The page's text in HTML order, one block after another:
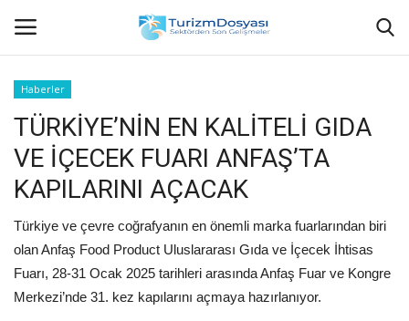
Anasayfa
Bize Ulaşın
Künye
Halil ÖNCÜ kimdir?
KVKK Aydınlatma Metni
Haberler
TÜRKİYE’NİN EN KALİTELİ GIDA
VE İÇECEK FUARI ANFAŞ’TA
KAPILARINI AÇACAK
Türkiye ve çevre coğrafyanın en önemli marka fuarlarından biri
olan Anfaş Food Product Uluslararası Gıda ve İçecek İhtisas
Fuarı, 28-31 Ocak 2025 tarihleri arasında Anfaş Fuar ve Kongre
Merkezi’nde 31. kez kapılarını açmaya hazırlanıyor.